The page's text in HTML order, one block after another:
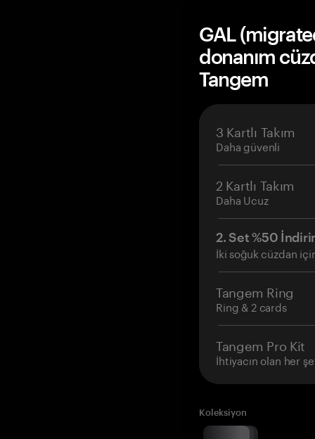
GAL
donanım
Tangem
3 Kartlı Takım
Daha güvenli
2 Kartlı Takım
Daha Ucuz
2. Set %50
İki soğuk cüzdan
Tangem Ring
Ring & 2 cards
Tangem Pro Kit
İhtiyacın olan her
Koleksiyon